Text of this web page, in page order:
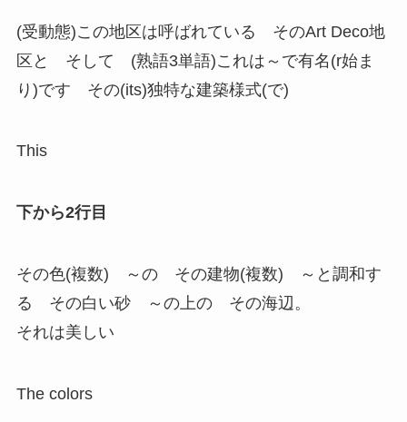
(受動態)この地区は呼ばれている そのArt Deco地
区と そして (熟語3単語)これは～で有名(r始ま
り)です その(its)独特な建築様式(で)
This
下から2行目
その色(複数) ～の その建物(複数) ～と調和す
る その白い砂 ～の上の その海辺。
それは美しい
The colors